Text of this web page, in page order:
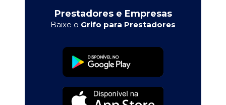
Prestadores e Empresas
Baixe o Grifo para Prestadores